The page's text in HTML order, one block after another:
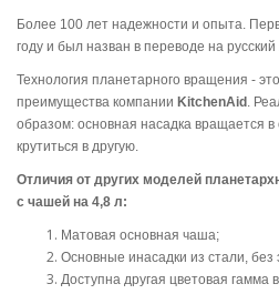
Более 100 лет надежности и опыта.
году и был назван в переводе на
Технология планетарного вращения - это
преимущества компании KitchenAid .
образом: основная насадка вращается в
крутиться в другую.
Отличия от других моделей
с чашей на 4,8 л:
Матовая основная чаша;
Основные инасадки из стали, без
Доступна другая цветовая гамма